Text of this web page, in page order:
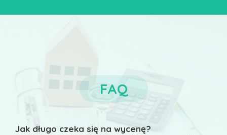
FAQ
Jak długo czeka się na wycenę?